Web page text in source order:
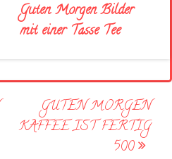
Guten Morgen Bilder
mit einer Tasse Tee
GUTEN MORGEN
KAFFEE IST FERTIG
500